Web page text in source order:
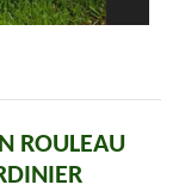
ROULEAU